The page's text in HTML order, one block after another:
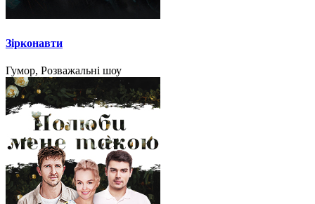
Зірконавти
Гумор, Розважальні шоу